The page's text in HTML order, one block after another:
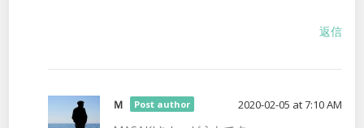
返信
Ｍ Post author 2020-02-05 at 7:10 AM